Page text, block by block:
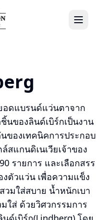
อดแบรนด์แว่นตาจาก
นของลินด์เบิร์กเป็นงาน
ของเทคนิคการประกอบ
สแกนดิเนเวียเจ้าของ
รายการ และเลือกสรร
ตัวแว่น เพื่อความแข็ง
วมใส่สบาย น้ำหนักเบา
ส่ ด้วยวิศวกรรมการ